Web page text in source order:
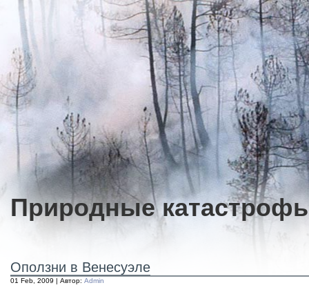
Природные
Оползни в Венесуэле
01 Feb, 2009 | Автор: Admin